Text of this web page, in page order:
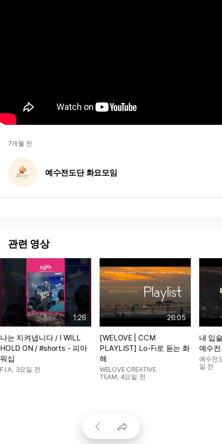
7개월 전
예수전도단 화요모임
관련 영상
1:26
나는 지켜냅니다 / I WILL
HOLD ON / #shorts - 피아
워십
F.I.A, 3요일 전
26:05
[WELOVE | CCM
PLAYLIST] Lo-Fi로 듣는 화
해
WELOVE CREATIVE
TEAM, 4요일 전
내 입
예수
예수전
일 전